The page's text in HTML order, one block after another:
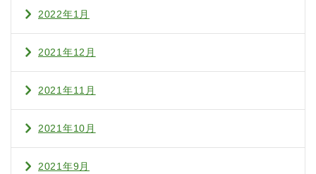
2022年1月
2021年12月
2021年11月
2021年10月
2021年9月